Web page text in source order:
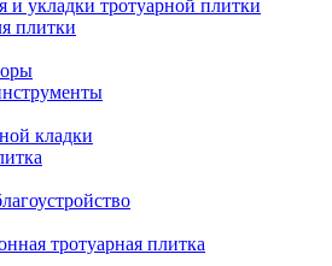
укладки тротуарной плитки
плитки
кладки
тротуарная плитка